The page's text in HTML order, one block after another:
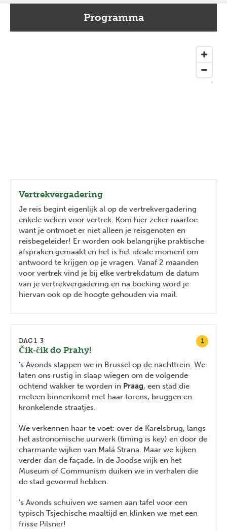
Programma
Vertrekvergadering
Je reis begint eigenlijk al op de vertrekvergadering
enkele weken voor vertrek. Kom hier zeker naartoe
want je ontmoet er niet alleen je reisgenoten en
reisbegeleider! Er worden ook belangrijke praktische
afspraken gemaakt en het is het ideale moment om
antwoord te krijgen op je vragen. Vanaf 2 maanden
voor vertrek vind je bij elke vertrekdatum de datum
van je vertrekvergadering en na boeking word je
hiervan ook op de hoogte gehouden via mail.
1
DAG 1-3
Čik‑čik do Prahy!
’s Avonds stappen we in Brussel op de nachttrein. We
laten ons rustig in slaap wiegen om de volgende
ochtend wakker te worden in Praag, een stad die
meteen binnenkomt met haar torens, bruggen en
kronkelende straatjes.
We verkennen haar te voet: over de Karelsbrug, langs
het astronomische uurwerk (timing is key) en door de
charmante wijken van Malá Strana. Maar we kijken
verder dan de façade. In de Joodse wijk en het
Museum of Communism duiken we in verhalen die
de stad gevormd hebben.
’s Avonds schuiven we samen aan tafel voor een
typisch Tsjechische maaltijd en klinken we met een
frisse Pilsner!